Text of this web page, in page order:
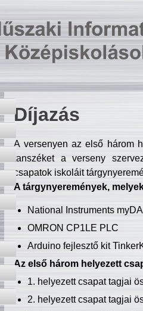
Díjazás
A versenyen az első három
tanszéket a verseny
csapatok iskoláit
A tárgynyeremények,
National Instruments
OMRON CP1LE PLC
Arduino fejlesztő kit
Az első három helyezett
1. helyezett csapat tagjai
2. helyezett csapat tagjai